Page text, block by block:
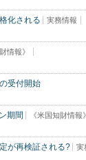
化される 実務情報
情報》
受付開始
期間
《米国知財情報》
が再検証される? 実